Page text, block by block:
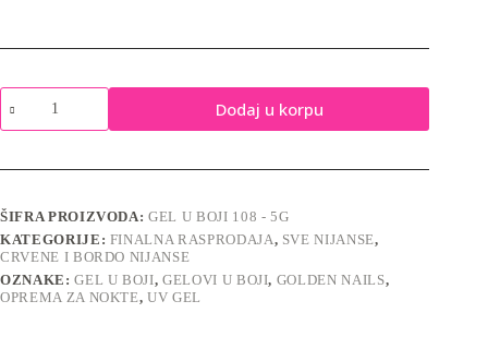
Gel
boji
-
količina
Dodaj u korpu
ŠIFRA PROIZVODA:GEL U BOJI 108 - 5G
KATEGORIJE: FINALNA RASPRODAJA, SVE NIJANSE,
CRVENE I BORDO NIJANSE
OZNAKE:GEL U BOJI,GELOVI U BOJI, GOLDEN NAILS,
OPREMA ZA NOKTE,UV GEL